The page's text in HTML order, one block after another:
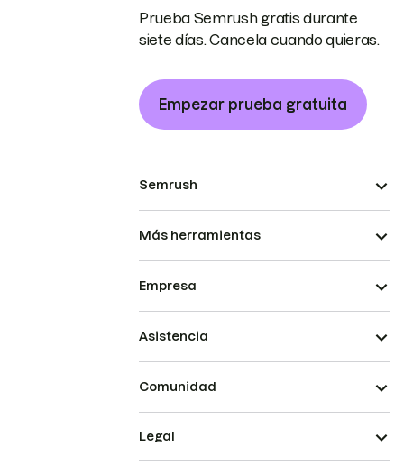
Prueba Semrush gratis durante
siete días. Cancela cuando quieras.
Empezar prueba gratuita
Semrush
Más herramientas
Empresa
Asistencia
Comunidad
Legal